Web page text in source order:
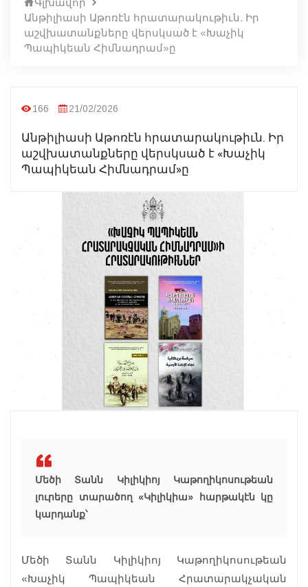
Անթիլիասի Աթոռէն հրատարակութիւն. Իր
աշվխատանքները վերսկսած է «Խաչիկ
Պապիկեան Հիմնադրամ»ը
166 21/02/2026
Անթիլիասի Աթոռէն հրատարակութիւն. Իր
աշվխատանքները վերսկսած է «Խաչիկ
Պապիկեան Հիմնադրամ»ը
Մեծի Տանն Կիլիկիոյ Կաթողիկոսութեան
լուրերը տարածող «Կիլիկիա» հարթակէն կը
կարդանք՝
Մեծի Տանն Կիլիկիոյ Կաթողիկոսութեան
«Խաչիկ Պապիկեան Հրատարակչական